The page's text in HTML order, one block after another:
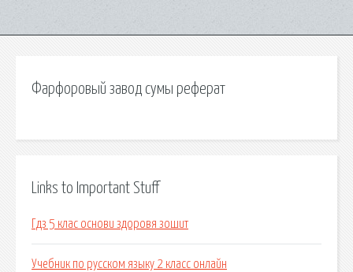
Фарфоровый завод сумы реферат
Links to Important Stuff
Гдз 5 клас основи здоровя зошит
Учебник по русском языку 2 класс онлайн